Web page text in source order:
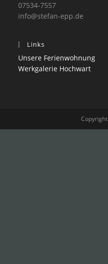
07534-7557
info@stefan-epp.de
Links
Unsere Ferienwohnung
Werkgalerie Hochwart